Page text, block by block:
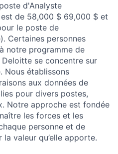
d'Analyste
de 58,000 $ 69,000 $ et
le poste de
Certaines personnes
notre programme de
se concentre sur
Nous établissons
aux données de
pour divers postes,
Notre approche est fondée
les forces et les
personne et de
valeur qu’elle apporte.